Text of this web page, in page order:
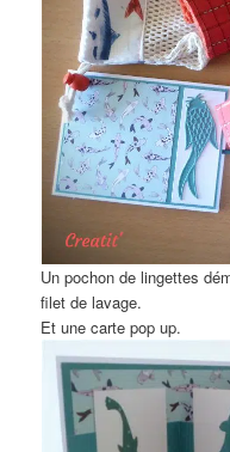
Un pochon de lingettes
filet de lavage.
Et une carte pop up.